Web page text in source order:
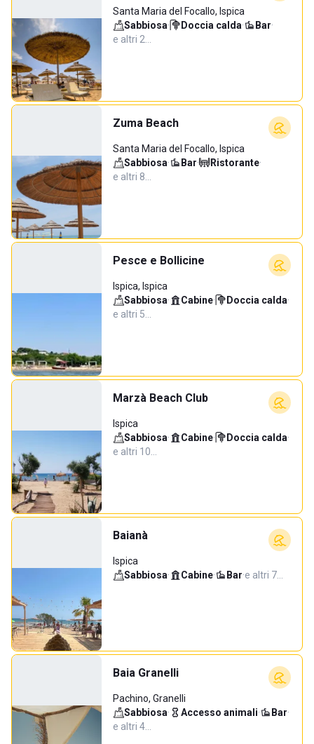
Santa Maria del Focallo, Ispica
Sabbiosa· Doccia calda· Bar·
e altri 2…
Zuma Beach
Santa Maria del Focallo, Ispica
Sabbiosa· Bar· Ristorante·
e altri 8…
Pesce e Bollicine
Ispica, Ispica
Sabbiosa· Cabine· Doccia calda·
e altri 5…
Marzà Beach Club
Ispica
Sabbiosa· Cabine· Doccia calda·
e altri 10…
Baianà
Ispica
Sabbiosa· Cabine· Bar·e altri 7…
Baia Granelli
Pachino, Granelli
Sabbiosa· Accesso animali· Bar·
e altri 4…